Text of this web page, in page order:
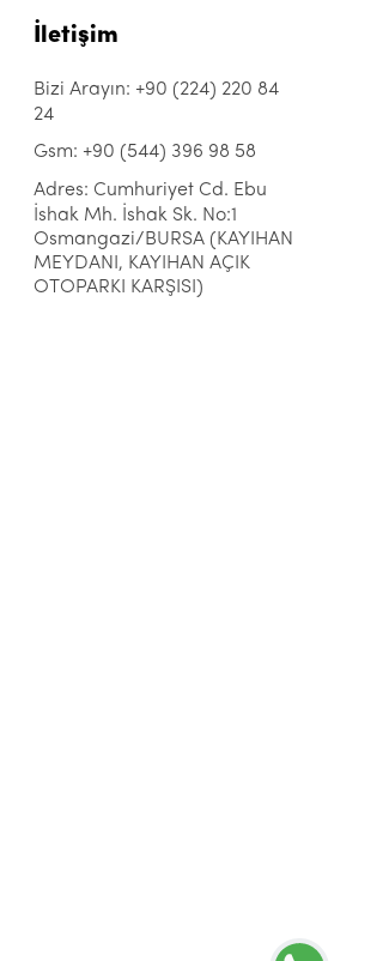
İletişim
Bizi Arayın: +90 (224) 220 84
24
Gsm: +90 (544) 396 98 58
Adres: Cumhuriyet Cd. Ebu
İshak Mh. İshak Sk. No:1
Osmangazi/BURSA (KAYIHAN
MEYDANI, KAYIHAN AÇIK
OTOPARKI KARŞISI)